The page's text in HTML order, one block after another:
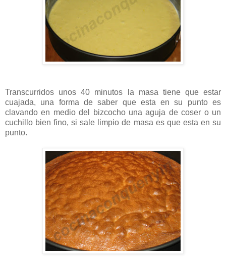
Transcurridos unos 40 minutos la masa tiene que estar
cuajada, una forma de saber que esta en su punto es
clavando en medio del bizcocho una aguja de coser o un
cuchillo bien fino, si sale limpio de masa es que esta en su
punto.